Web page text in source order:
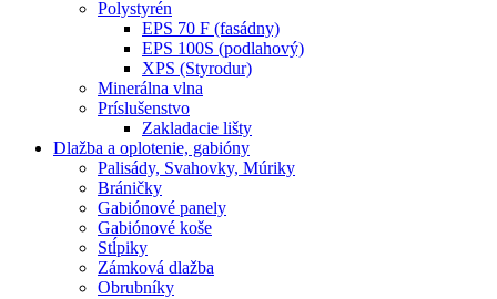
Polystyrén
EPS 70 F (fasádny)
EPS 100S (podlahový)
XPS (Styrodur)
Minerálna vlna
Príslušenstvo
Zakladacie lišty
Dlažba a oplotenie, gabióny
Palisády, Svahovky, Múriky
Bráničky
Gabiónové panely
Gabiónové koše
Stĺpiky
Zámková dlažba
Obrubníky